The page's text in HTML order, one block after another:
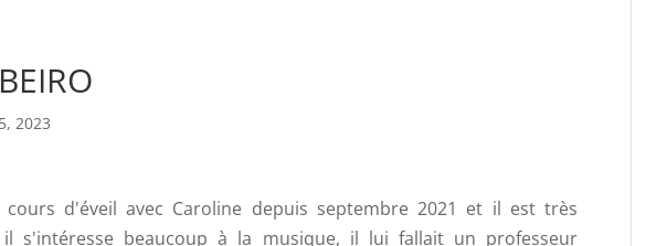
2023
d'éveil avec Caroline depuis septembre 2021 et il est très
il s'intéresse beaucoup à la musique, il lui fallait un professeur